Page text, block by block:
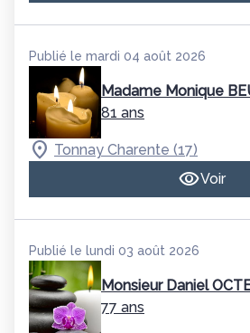
Publié le mardi 04 août 2026
Madame Monique
81 ans
Tonnay Charente (17)
Voir
Publié le lundi 03 août 2026
Monsieur Daniel
77 ans